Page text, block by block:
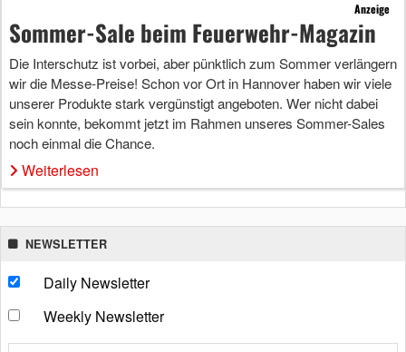
Anzeige
Sommer-Sale beim Feuerwehr-Magazin
Die Interschutz ist vorbei, aber pünktlich zum Sommer verlängern
wir die Messe-Preise! Schon vor Ort in Hannover haben wir viele
unserer Produkte stark vergünstigt angeboten. Wer nicht dabei
sein konnte, bekommt jetzt im Rahmen unseres Sommer-Sales
noch einmal die Chance.
Weiterlesen
NEWSLETTER
Daily Newsletter
Weekly Newsletter